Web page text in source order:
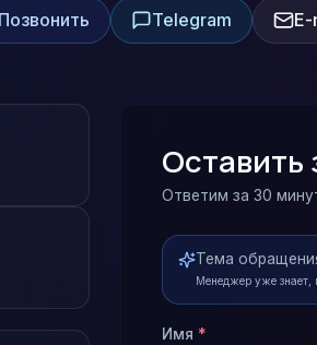
Telegram E-
Оставить
Ответим за 30
Тема
Менеджер уже знает,
Имя *